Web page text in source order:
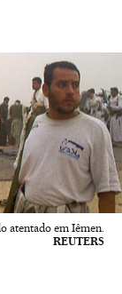
atentado em Iêmen.
REUTERS